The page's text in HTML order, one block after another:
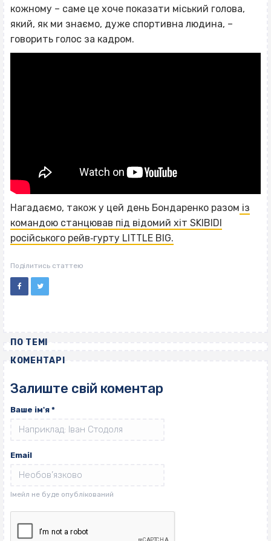
кожному – саме це хоче показати міський голова,
який, як ми знаємо, дуже спортивна людина, –
говорить голос за кадром.
Нагадаємо, також у цей день Бондаренко разом із
командою станцював під відомий хіт SKIBIDI
російського рейв‐гурту LITTLE BIG.
Поділитись статтею
ПО ТЕМІ
КОМЕНТАРІ
Залиште свій коментар
Ваше ім'я *
Email